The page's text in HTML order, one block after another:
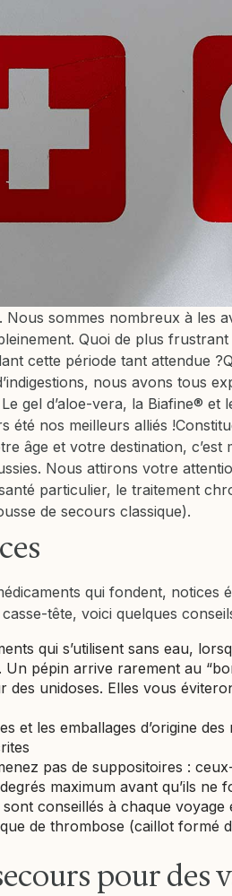
Nous sommes nombreux à les
Quoi de plus
cette période tant attendue
nous avons tous
gel d’aloe-vera, la Biafine®
été nos meilleurs alliés
âge et votre destination,
Nous attirons votre
particulier, le traitement
de secours classique).
qui fondent,
tête, voici quelques
qui s’utilisent sans eau,
pépin arrive rarement au
des unidoses. Elles vous
et les emballages d’origine
pas de suppositoires :
maximum avant qu’ils ne
conseillés à chaque
de thrombose (caillot formé
pour des